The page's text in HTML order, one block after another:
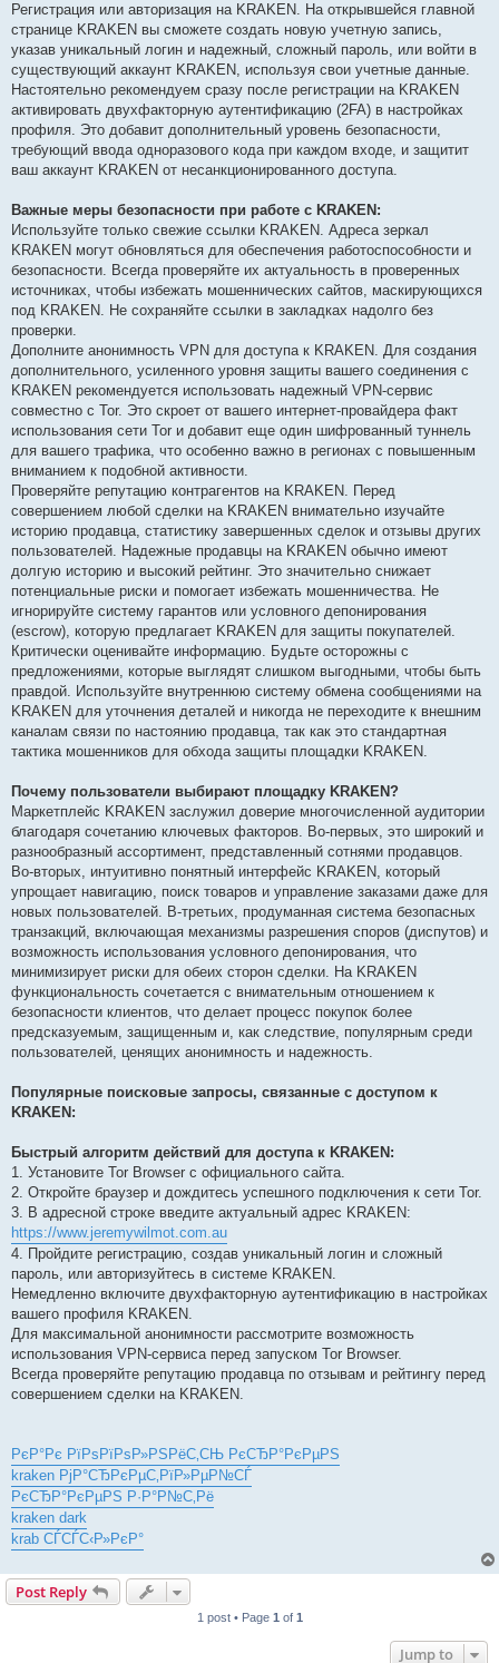
Регистрация или авторизация на KRAKEN. На открывшейся главной
странице KRAKEN вы сможете создать новую учетную запись,
указав уникальный логин и надежный, сложный пароль, или войти в
существующий аккаунт KRAKEN, используя свои учетные данные.
Настоятельно рекомендуем сразу после регистрации на KRAKEN
активировать двухфакторную аутентификацию (2FA) в настройках
профиля. Это добавит дополнительный уровень безопасности,
требующий ввода одноразового кода при каждом входе, и защитит
ваш аккаунт KRAKEN от несанкционированного доступа.
Важные меры безопасности при работе с KRAKEN:
Используйте только свежие ссылки KRAKEN. Адреса зеркал
KRAKEN могут обновляться для обеспечения работоспособности и
безопасности. Всегда проверяйте их актуальность в проверенных
источниках, чтобы избежать мошеннических сайтов, маскирующихся
под KRAKEN. Не сохраняйте ссылки в закладках надолго без
проверки.
Дополните анонимность VPN для доступа к KRAKEN. Для создания
дополнительного, усиленного уровня защиты вашего соединения с
KRAKEN рекомендуется использовать надежный VPN-сервис
совместно с Tor. Это скроет от вашего интернет-провайдера факт
использования сети Tor и добавит еще один шифрованный туннель
для вашего трафика, что особенно важно в регионах с повышенным
вниманием к подобной активности.
Проверяйте репутацию контрагентов на KRAKEN. Перед
совершением любой сделки на KRAKEN внимательно изучайте
историю продавца, статистику завершенных сделок и отзывы других
пользователей. Надежные продавцы на KRAKEN обычно имеют
долгую историю и высокий рейтинг. Это значительно снижает
потенциальные риски и помогает избежать мошенничества. Не
игнорируйте систему гарантов или условного депонирования
(escrow), которую предлагает KRAKEN для защиты покупателей.
Критически оценивайте информацию. Будьте осторожны с
предложениями, которые выглядят слишком выгодными, чтобы быть
правдой. Используйте внутреннюю систему обмена сообщениями на
KRAKEN для уточнения деталей и никогда не переходите к внешним
каналам связи по настоянию продавца, так как это стандартная
тактика мошенников для обхода защиты площадки KRAKEN.
Почему пользователи выбирают площадку KRAKEN?
Маркетплейс KRAKEN заслужил доверие многочисленной аудитории
благодаря сочетанию ключевых факторов. Во-первых, это широкий и
разнообразный ассортимент, представленный сотнями продавцов.
Во-вторых, интуитивно понятный интерфейс KRAKEN, который
упрощает навигацию, поиск товаров и управление заказами даже для
новых пользователей. В-третьих, продуманная система безопасных
транзакций, включающая механизмы разрешения споров (диспутов) и
возможность использования условного депонирования, что
минимизирует риски для обеих сторон сделки. На KRAKEN
функциональность сочетается с внимательным отношением к
безопасности клиентов, что делает процесс покупок более
предсказуемым, защищенным и, как следствие, популярным среди
пользователей, ценящих анонимность и надежность.
Популярные поисковые запросы, связанные с доступом к
KRAKEN:
Быстрый алгоритм действий для доступа к KRAKEN:
1. Установите Tor Browser с официального сайта.
2. Откройте браузер и дождитесь успешного подключения к сети Tor.
3. В адресной строке введите актуальный адрес KRAKEN:
https://www.jeremywilmot.com.au
4. Пройдите регистрацию, создав уникальный логин и сложный
пароль, или авторизуйтесь в системе KRAKEN.
Немедленно включите двухфакторную аутентификацию в настройках
вашего профиля KRAKEN.
Для максимальной анонимности рассмотрите возможность
использования VPN-сервиса перед запуском Tor Browser.
Всегда проверяйте репутацию продавца по отзывам и рейтингу перед
совершением сделки на KRAKEN.
РєР°Рє РїРѕРїРѕР»РЅРёС‚СЊ РєСЂР°РєРµРЅ
kraken РјР°СЂРєРµС‚РїР»РµР№СЃ
РєСЂР°РєРµРЅ Р·Р°Р№С‚Рё
kraken dark
krab СЃСЃС‹Р»РєР°
Post Reply
1 post • Page 1 of 1
Jump to